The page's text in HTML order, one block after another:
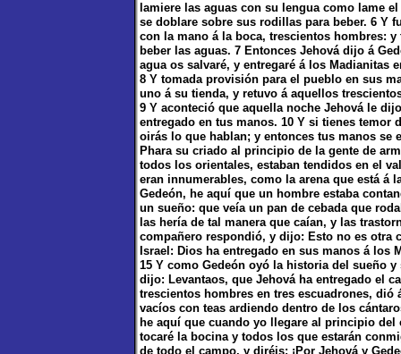
lamiere las aguas con su lengua como lame
se doblare sobre sus rodillas para beber. 6 Y
con la mano á la boca, trescientos hombres:
beber las aguas. 7 Entonces Jehová dijo á
agua os salvaré, y entregaré á los Madianitas
8 Y tomada provisión para el pueblo en sus
uno á su tienda, y retuvo á aquellos
9 Y aconteció que aquella noche Jehová le
entregado en tus manos. 10 Y si tienes temor
oirás lo que hablan; y entonces tus manos se
Phara su criado al principio de la gente de
todos los orientales, estaban tendidos en el
eran innumerables, como la arena que está á
Gedeón, he aquí que un hombre estaba
un sueño: que veía un pan de cebada que
las hería de tal manera que caían, y las
compañero respondió, y dijo: Esto no es otra
Israel: Dios ha entregado en sus manos á los
15 Y como Gedeón oyó la historia del sueño
dijo: Levantaos, que Jehová ha entregado el
trescientos hombres en tres escuadrones,
vacíos con teas ardiendo dentro de los
he aquí que cuando yo llegare al principio
tocaré la bocina y todos los que estarán
de todo el campo, y diréis: ¡Por Jehová y